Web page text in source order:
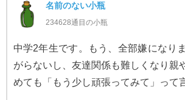
名前のない小瓶
234628通目の小瓶
中学2年生です。もう、全部嫌になり
がらないし、友達関係も難しくなり親
めても「もう少し頑張ってみて」って